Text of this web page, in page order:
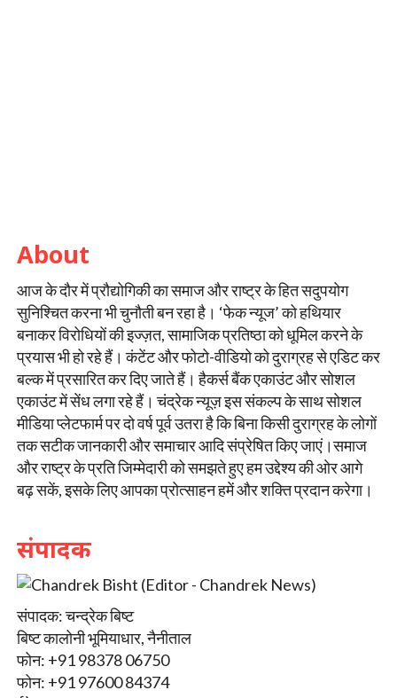
About
आज के दौर में प्रौद्योगिकी का समाज और राष्ट्र के हित सदुपयोग
सुनिश्चित करना भी चुनौती बन रहा है। ‘फेक न्यूज’ को हथियार
बनाकर विरोधियों की इज्ज़त, सामाजिक प्रतिष्ठा को धूमिल करने के
प्रयास भी हो रहे हैं। कंटेंट और फोटो-वीडियो को दुराग्रह से एडिट कर
बल्क में प्रसारित कर दिए जाते हैं। हैकर्स बैंक एकाउंट और सोशल
एकाउंट में सेंध लगा रहे हैं। चंद्रेक न्यूज़ इस संकल्प के साथ सोशल
मीडिया प्लेटफार्म पर दो वर्ष पूर्व उतरा है कि बिना किसी दुराग्रह के लोगों
तक सटीक जानकारी और समाचार आदि संप्रेषित किए जाएं।समाज
और राष्ट्र के प्रति जिम्मेदारी को समझते हुए हम उद्देश्य की ओर आगे
बढ़ सकें, इसके लिए आपका प्रोत्साहन हमें और शक्ति प्रदान करेगा।
संपादक
संपादक: चन्द्रेक बिष्ट
बिष्ट कालोनी भूमियाधार, नैनीताल
फोन: +91 98378 06750
फोन: +91 97600 84374